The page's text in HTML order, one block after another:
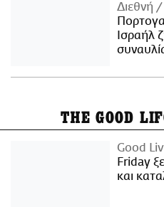
Διεθνή
Ισραήλ
THE GOOD
Good
Friday
και